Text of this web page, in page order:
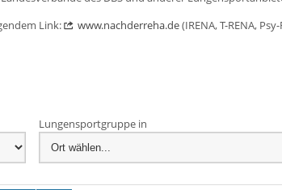
Link:
www.nachderreha.de(IRENA, T-RENA,
Lungensportgruppe in